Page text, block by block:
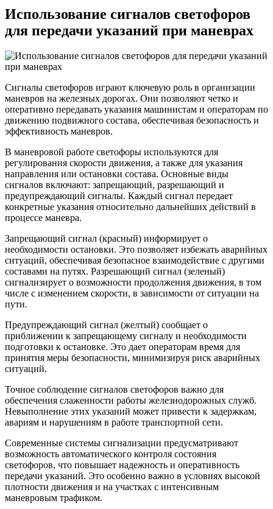
Использование сигналов светофоров
для передачи указаний при маневрах
Сигналы светофоров играют ключевую роль в организации
маневров на железных дорогах. Они позволяют четко и
оперативно передавать указания машинистам и операторам по
движению подвижного состава, обеспечивая безопасность и
эффективность маневров.
В маневровой работе светофоры используются для
регулирования скорости движения, а также для указания
направления или остановки состава. Основные виды
сигналов включают: запрещающий, разрешающий и
предупреждающий сигналы. Каждый сигнал передает
конкретные указания относительно дальнейших действий в
процессе маневра.
Запрещающий сигнал (красный) информирует о
необходимости остановки. Это позволяет избежать аварийных
ситуаций, обеспечивая безопасное взаимодействие с другими
составами на путях. Разрешающий сигнал (зеленый)
сигнализирует о возможности продолжения движения, в том
числе с изменением скорости, в зависимости от ситуации на
пути.
Предупреждающий сигнал (желтый) сообщает о
приближении к запрещающему сигналу и необходимости
подготовки к остановке. Это дает операторам время для
принятия меры безопасности, минимизируя риск аварийных
ситуаций.
Точное соблюдение сигналов светофоров важно для
обеспечения слаженности работы железнодорожных служб.
Невыполнение этих указаний может привести к задержкам,
авариям и нарушениям в работе транспортной сети.
Современные системы сигнализации предусматривают
возможность автоматического контроля состояния
светофоров, что повышает надежность и оперативность
передачи указаний. Это особенно важно в условиях высокой
плотности движения и на участках с интенсивным
маневровым трафиком.